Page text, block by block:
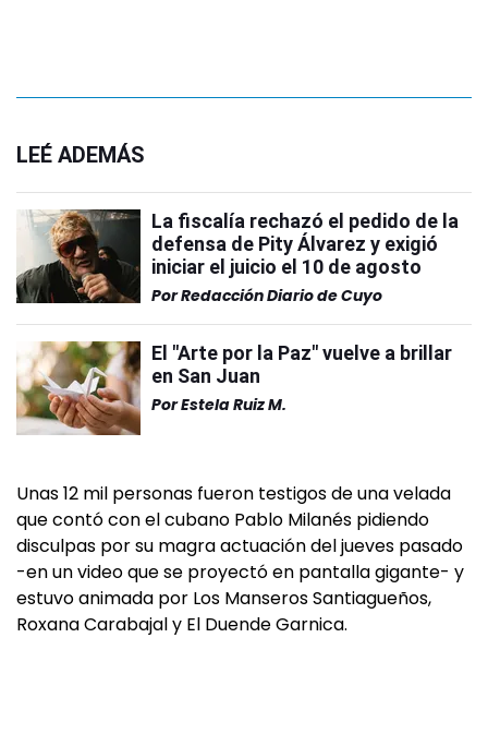
LEÉ ADEMÁS
La fiscalía rechazó el pedido de la
defensa de Pity Álvarez y exigió
iniciar el juicio el 10 de agosto
PorRedacción Diario de Cuyo
El "Arte por la Paz" vuelve a brillar
en San Juan
PorEstela Ruiz M.
Unas 12 mil personas fueron testigos de una velada
que contó con el cubano Pablo Milanés pidiendo
disculpas por su magra actuación del jueves pasado
-en un video que se proyectó en pantalla gigante- y
estuvo animada por Los Manseros Santiagueños,
Roxana Carabajal y El Duende Garnica.